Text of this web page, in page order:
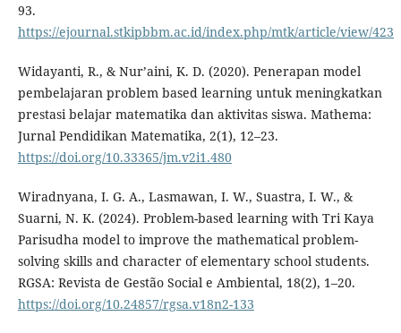
93.
https://ejournal.stkipbbm.ac.id/index.php/mtk/article/view/423
Widayanti, R., & Nur’aini, K. D. (2020). Penerapan model
pembelajaran problem based learning untuk meningkatkan
prestasi belajar matematika dan aktivitas siswa. Mathema:
Jurnal Pendidikan Matematika, 2(1), 12–23.
https://doi.org/10.33365/jm.v2i1.480
Wiradnyana, I. G. A., Lasmawan, I. W., Suastra, I. W., &
Suarni, N. K. (2024). Problem-based learning with Tri Kaya
Parisudha model to improve the mathematical problem-
solving skills and character of elementary school students.
RGSA: Revista de Gestão Social e Ambiental, 18(2), 1–20.
https://doi.org/10.24857/rgsa.v18n2-133